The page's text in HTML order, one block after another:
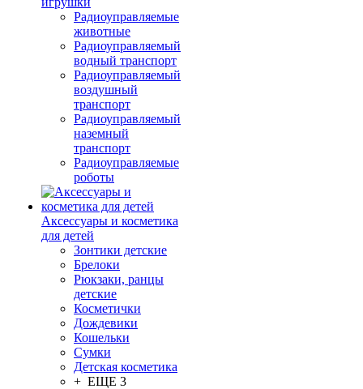
Радиоуправляемые
животные
Радиоуправляемый
водный транспорт
Радиоуправляемый
воздушный
транспорт
Радиоуправляемый
наземный
транспорт
Радиоуправляемые
роботы
Аксессуары и косметика
для детей
Зонтики детские
Брелоки
Рюкзаки, ранцы
детские
Косметички
Дождевики
Кошельки
Сумки
Детская косметика
+ ЕЩЕ 3